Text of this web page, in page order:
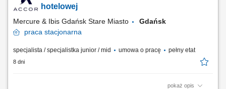
odpowiadasz na pytanie jak dotrzeć do rynku lub na dworzec kolejowy;
hotelowej
Mercure & Ibis Gdańsk Stare Miasto
Gdańsk
praca stacjonarna
specjalista / specjalistka junior / mid umowa o pracę pełny etat
8 dni
pokaż opis